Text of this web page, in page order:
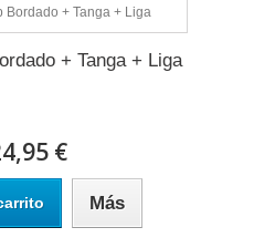
+ Tanga + Liga
€
Más